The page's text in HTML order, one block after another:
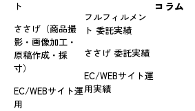
ト
ささげ（商品撮
影・画像加工・
原稿作成・採
寸）
EC/WEBサイト運
用
フルフィルメン
ト 委託実績
ささげ 委託実績
EC/WEBサイト運
用実績
コラム